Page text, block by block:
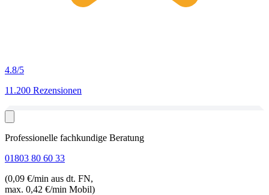
4.8/5
11.200 Rezensionen
Professionelle fachkundige Beratung
01803 80 60 33
(0,09 €/min aus dt. FN,
max. 0,42 €/min Mobil)